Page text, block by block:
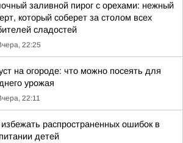
заливной пирог с орехами: нежный
который соберет за столом всех
сладостей
22:25
на огороде: что можно посеять для
урожая
22:11
избежать распространенных ошибок в
детей